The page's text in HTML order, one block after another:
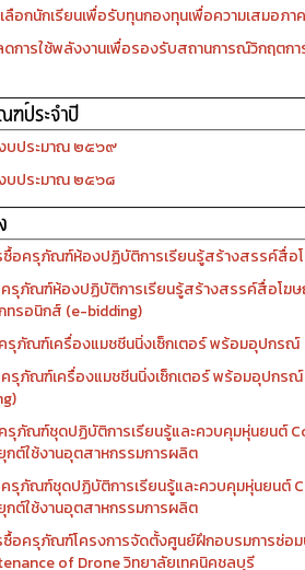
ลือกนักเรียนเพื่อรับทุนกองทุนเพื่อความเสมอภ
ดการใช้พลังงานเพื่อรองรับสถานการณ์วิกฤตก
บประมาณ ๒๕๖๙
บประมาณ ๒๕๖๘
ซื้อครุภัณฑ์ห้องปฏิบัติการเรียนรู้สร้างสรรค์สื่อ
ครุภัณฑ์ห้องปฏิบัติการเรียนรู้สร้างสรรค์สื่อโฆ
ทรอนิกส์ (e-bidding)
รุภัณฑ์เครื่องแมชชีนนิ่งเซ็กเตอร์ พร้อมอุปกรณ์
รุภัณฑ์เครื่องแมชชีนนิ่งเซ็กเตอร์ พร้อมอุปกรณ์
ครุภัณฑ์ชุดปฏิบัติการเรียนรู้และควบคุมหุ่นยนต์
กต์ใช้งานอุตสาหกรรมการผลิต
ครุภัณฑ์ชุดปฏิบัติการเรียนรู้และควบคุมหุ่นยนต์
กต์ใช้งานอุตสาหกรรมการผลิต
ซื้อครุภัณฑ์โครงการจัดตั้งศูนย์ฝึกอบรมการซ่อ
of Drone วิทยาลัยเทคนิคชลบุรี